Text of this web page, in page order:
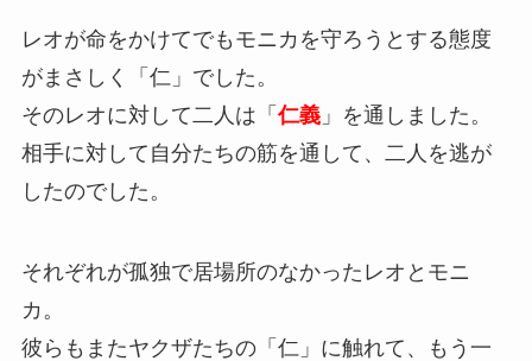
レオが命をかけてでもモニカを守ろうとする態度
がまさしく「仁」でした。
そのレオに対して二人は「仁義」を通しました。
相手に対して自分たちの筋を通して、二人を逃が
したのでした。
それぞれが孤独で居場所のなかったレオとモニ
カ。
彼らもまたヤクザたちの「仁」に触れて、もう一